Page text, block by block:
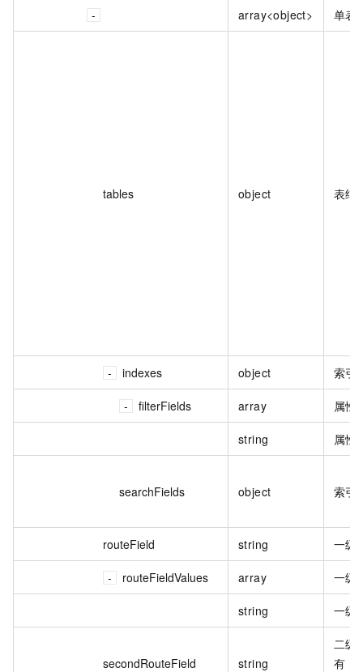
array<object> 单表
tables object 表结
indexes object 索引
filterFields array 属性
string 属性
searchFields object 索引
routeField string 一级
routeFieldValues array 一级
string 一级
secondRouteField string
二级
有